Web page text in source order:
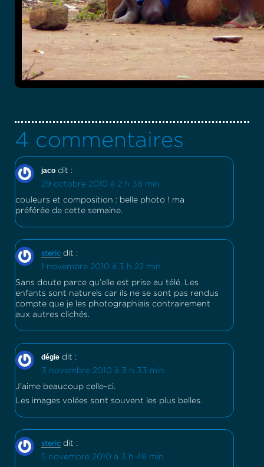
4 commentaires
jaco dit :
29 octobre 2010 à 2 h 38 min
couleurs et composition : belle photo ! ma
préférée de cette semaine.
steric dit :
1 novembre 2010 à 3 h 22 min
Sans doute parce qu’elle est prise au télé. Les
enfants sont naturels car ils ne se sont pas rendus
compte que je les photographiais contrairement
aux autres clichés.
dégie dit :
3 novembre 2010 à 3 h 33 min
J’aime beaucoup celle-ci.
Les images volées sont souvent les plus belles.
steric dit :
5 novembre 2010 à 3 h 48 min